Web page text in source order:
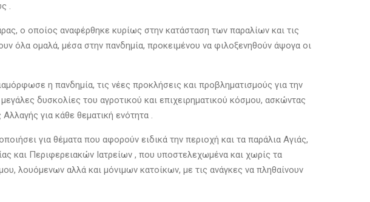
.
ο οποίος αναφέρθηκε κυρίως στην κατάσταση των παραλίων και τις
όλα ομαλά, μέσα στην πανδημία, προκειμένου να φιλοξενηθούν άψογα οι
η πανδημία, τις νέες προκλήσεις και προβληματισμούς για την
δυσκολίες του αγροτικού και επιχειρηματικού κόσμου, ασκώντας
για κάθε θεματική ενότητα .
για θέματα που αφορούν ειδικά την περιοχή και τα παράλια Αγιάς,
και Περιφερειακών Ιατρείων , που υποστελεχωμένα και χωρίς τα
λουόμενων αλλά και μόνιμων κατοίκων, με τις ανάγκες να πληθαίνουν